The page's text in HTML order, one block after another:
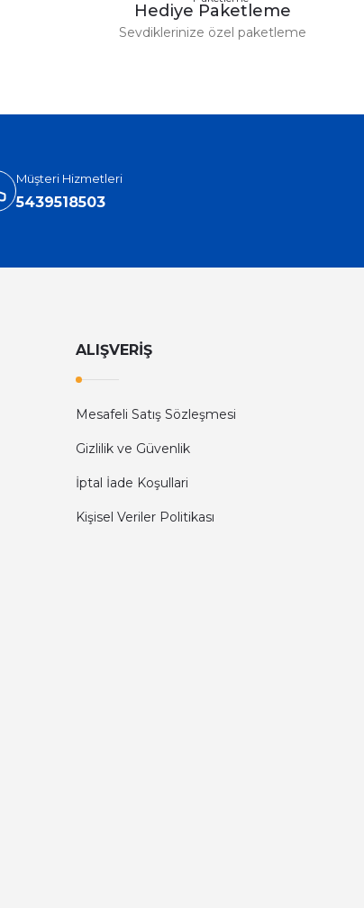
Hediye Paketleme
Sevdiklerinize özel paketleme
Müşteri Hizmetleri
5439518503
ALIŞVERİŞ
Mesafeli Satış Sözleşmesi
Gizlilik ve Güvenlik
İptal İade Koşullari
Kişisel Veriler Politikası